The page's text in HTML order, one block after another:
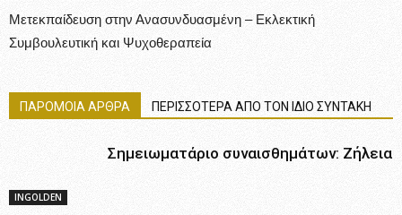
Μετεκπαίδευση στην Ανασυνδυασμένη – Εκλεκτική
Συμβουλευτική και Ψυχοθεραπεία
ΠΑΡΟΜΟΙΑ ΑΡΘΡΑ ΠΕΡΙΣΣΟΤΕΡΑ ΑΠΟ ΤΟΝ ΙΔΙΟ ΣΥΝΤΑΚΗ
INGOLDEN
Σημειωματάριο συναισθημάτων: Zήλεια